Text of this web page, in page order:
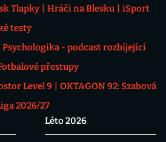
Tlapky Hráči na Blesku
iSport
testy
Psychologika - podcast rozbíjející
přestupy
Level 9
OKTAGON 92: Szabová
2026/27
Léto 2026